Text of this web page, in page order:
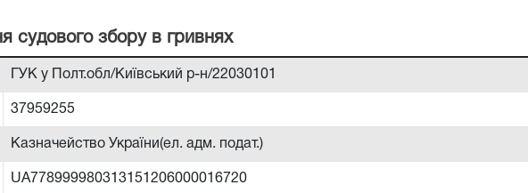
судового збору в гривнях
ГУК у Полт.обл/Київський р-н/22030101
37959255
Казначейство України(ел. адм. подат.)
UA778999980313151206000016720